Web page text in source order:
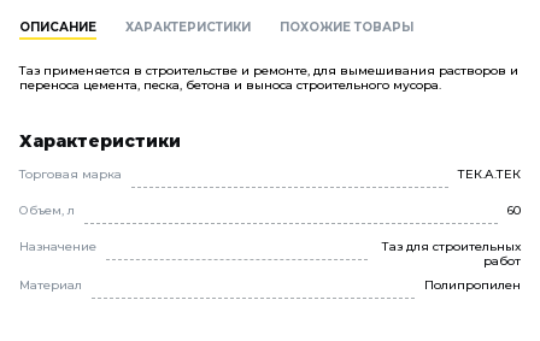
ОПИСАНИЕ ХАРАКТЕРИСТИКИ ПОХОЖИЕ ТОВАРЫ
Таз применяется в строительстве и ремонте, для вымешивания растворов и
переноса цемента, песка, бетона и выноса строительного мусора.
Характеристики
Торговая марка ТЕК.А.ТЕК
Объем, л 60
Назначение
Таз для строительных
работ
Материал
Полипропилен